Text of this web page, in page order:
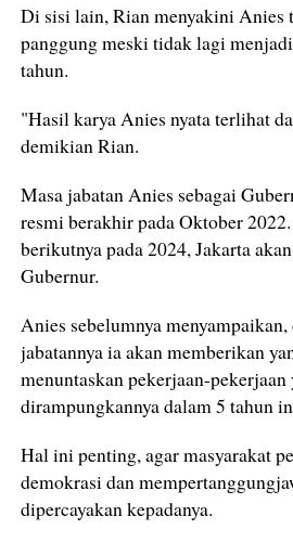
Di sisi lain, Rian menyakini Anies
panggung meski tidak lagi
tahun.
"Hasil karya Anies nyata terlihat
demikian Rian.
Masa jabatan Anies sebagai
resmi berakhir pada Oktober
berikutnya pada 2024, Jakarta
Gubernur.
Anies sebelumnya menyampaikan,
jabatannya ia akan memberikan
menuntaskan pekerjaan-pekerjaan
dirampungkannya dalam 5 tahun
Hal ini penting, agar masyarakat
demokrasi dan
dipercayakan kepadanya.